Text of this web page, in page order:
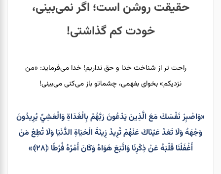
حقیقت روشن است؛ اگر نمی‌بینی،
خودت کم گذاشتی!
راحت تر از شناخت خدا و حق نداریم! خدا می‌فرماید: «من
نزدیکم» بخوای بفهمی، چشماتو باز می‌کنی می‌بینی!
«وَاصْبِرْ نَفْسَكَ مَعَ الَّذِينَ يَدْعُونَ رَبَّهُمْ بِالْغَدَاةِ وَالْعَشِيِّ يُرِيدُونَ
وَجْهَهُ وَلَا تَعْدُ عَيْنَاكَ عَنْهُمْ تُرِيدُ زِينَةَ الْحَيَاةِ الدُّنْيَا وَلَا تُطِعْ مَنْ
أَغْفَلْنَا قَلْبَهُ عَنْ ذِكْرِنَا وَاتَّبَعَ هَوَاهُ وَكَانَ أَمْرُهُ فُرُطًا ﴿۲۸﴾»